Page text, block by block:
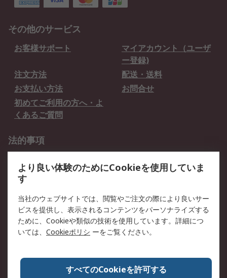
その他のサービス
お客様サポート
マイアカウント（ユーザ
ー登録)
注文方法
配送・送料
お支払い方法
お問合せ
初めてご利用の方へ・よ
くあるご質問
法的事項
クッキーポリシー
RSについて
会社概要
採用情報
プレスリリース＆お知ら
コーポレートサイト
全世界のRS
RSの歴史
ESGへの取り組み（英語）
認証について
より良い体験のためにCookieを使用していま
す
当社のウェブサイトでは、閲覧やご注文の際により良いサー
ビスを提供し、表示されるコンテンツをパーソナライズする
ために、Cookieや類似の技術を使用しています。詳細につ
いては、 Cookieポリシ ーをご覧ください。
すべてのCookieを許可する